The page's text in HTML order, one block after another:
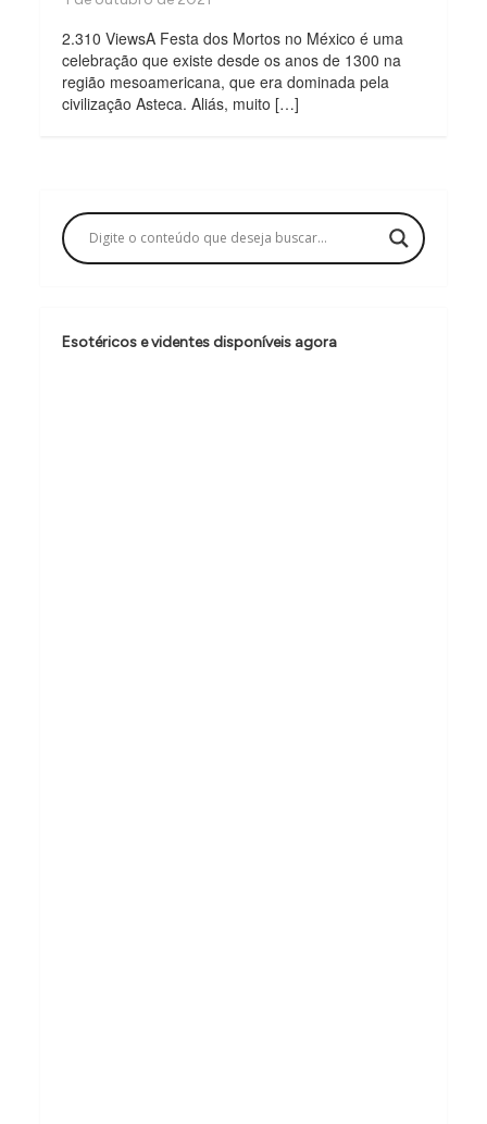
2.310 ViewsA Festa dos Mortos no México é uma
celebração que existe desde os anos de 1300 na
região mesoamericana, que era dominada pela
civilização Asteca. Aliás, muito […]
Esotéricos e videntes disponíveis agora